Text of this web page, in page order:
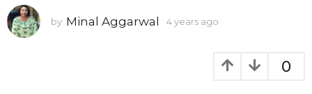
a
r
by Minal Aggarwal 4 years ago
a
0